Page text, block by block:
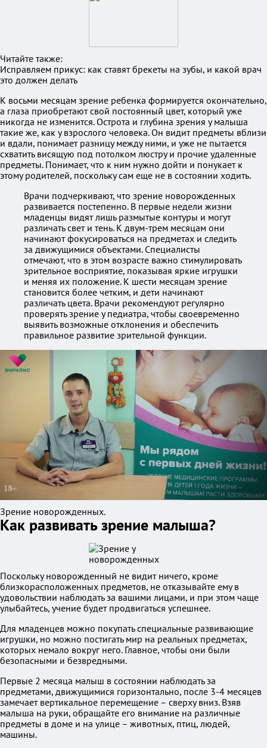
Читайте также:
Исправляем прикус: как ставят брекеты на зубы, и какой врач
это должен делать
К восьми месяцам зрение ребенка формируется окончательно,
а глаза приобретают свой постоянный цвет, который уже
никогда не изменится. Острота и глубина зрения у малыша
такие же, как у взрослого человека. Он видит предметы вблизи
и вдали, понимает разницу между ними, и уже не пытается
схватить висящую под потолком люстру и прочие удаленные
предметы. Понимает, что к ним нужно дойти и понукает к
этому родителей, поскольку сам еще не в состоянии ходить.
Врачи подчеркивают, что зрение новорожденных
развивается постепенно. В первые недели жизни
младенцы видят лишь размытые контуры и могут
различать свет и тень. К двум-трем месяцам они
начинают фокусироваться на предметах и следить
за движущимися объектами. Специалисты
отмечают, что в этом возрасте важно стимулировать
зрительное восприятие, показывая яркие игрушки
и меняя их положение. К шести месяцам зрение
становится более четким, и дети начинают
различать цвета. Врачи рекомендуют регулярно
проверять зрение у педиатра, чтобы своевременно
выявить возможные отклонения и обеспечить
правильное развитие зрительной функции.
Зрение новорожденных.
Как развивать зрение малыша?
Поскольку новорожденный не видит ничего, кроме
близкорасположенных предметов, не отказывайте ему в
удовольствии наблюдать за вашими лицами, и при этом чаще
улыбайтесь, учение будет продвигаться успешнее.
Для младенцев можно покупать специальные развивающие
игрушки, но можно постигать мир на реальных предметах,
которых немало вокруг него. Главное, чтобы они были
безопасными и безвредными.
Первые 2 месяца малыш в состоянии наблюдать за
предметами, движущимися горизонтально, после 3-4 месяцев
замечает вертикальное перемещение – сверху вниз. Взяв
малыша на руки, обращайте его внимание на различные
предметы в доме и на улице – животных, птиц, людей,
машины.